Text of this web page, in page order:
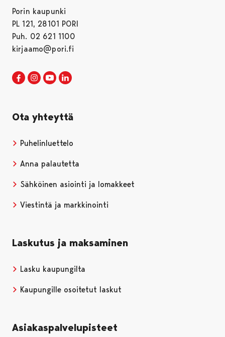
Porin kaupunki
PL 121, 28101 PORI
Puh. 02 621 1100
kirjaamo@pori.fi
Porin kaupunki Facebookissa
Avautuu uudessa välilehdessä
Porin kaupunki Instagramissa
Avautuu uudessa välilehdessä
Porin kaupunki Youtubessa
Avautuu uudessa välilehdessä
Ota yhteyttä
Puhelinluettelo
Anna palautetta
Sähköinen asiointi ja lomakkeet
Viestintä ja markkinointi
Laskutus ja maksaminen
Lasku kaupungilta
Kaupungille osoitetut laskut
Asiakaspalvelupisteet